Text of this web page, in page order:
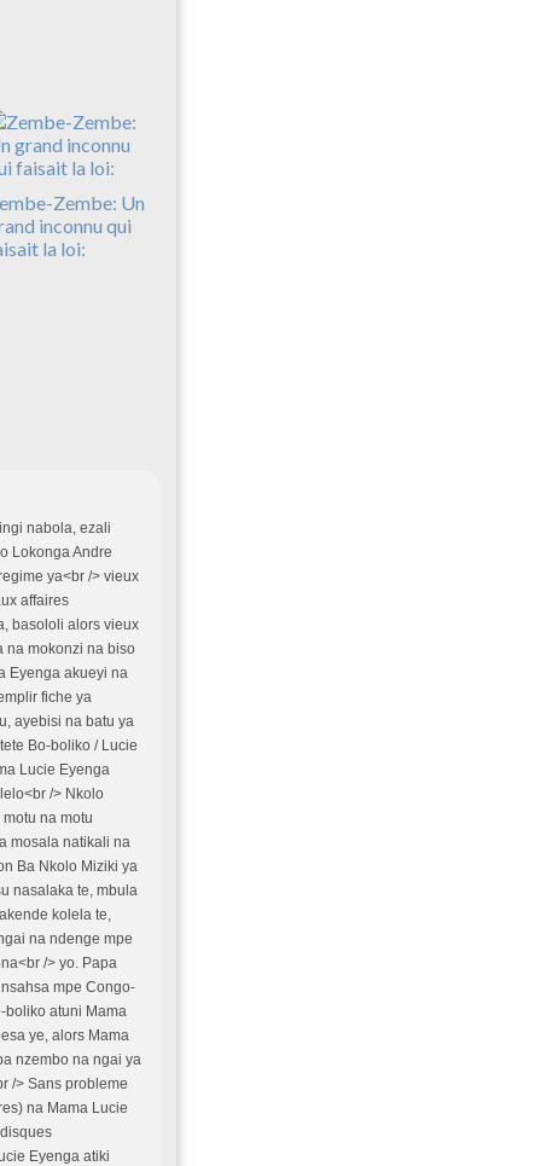
Zembe: Un
inconnu qui
la loi:
nabola, ezali
Lokonga Andre
ya<br /> vieux
affaires
basololi alors vieux
na mokonzi na biso
Eyenga akueyi na
fiche ya
ayebisi na batu ya
Bo-boliko / Lucie
Lucie Eyenga
/> Nkolo
na motu
mosala natikali na
Ba Nkolo Miziki ya
nasalaka te, mbula
kolela te,
na ndenge mpe
/> yo. Papa
mpe Congo-
boliko atuni Mama
ye, alors Mama
nzembo na ngai ya
/> Sans probleme
na Mama Lucie
Eyenga atiki